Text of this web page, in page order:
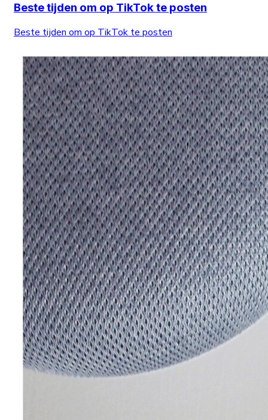
Beste tijden om op TikTok te posten
Beste tijden om op TikTok te posten